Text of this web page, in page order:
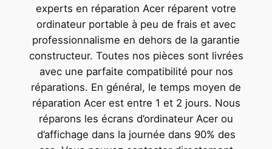
experts en réparation Acer réparent votre
ordinateur portable à peu de frais et avec
professionnalisme en dehors de la garantie
constructeur. Toutes nos pièces sont livrées
avec une parfaite compatibilité pour nos
réparations. En général, le temps moyen de
réparation Acer est entre 1 et 2 jours. Nous
réparons les écrans d’ordinateur Acer ou
d’affichage dans la journée dans 90% des